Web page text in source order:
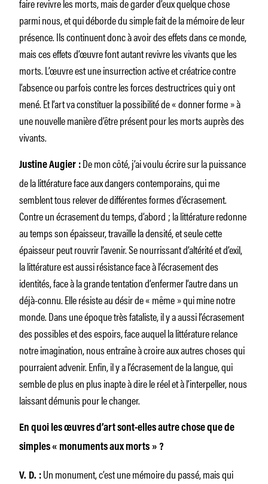
parmi nous, et qui déborde du simple fait de la mémoire de leur
présence. Ils continuent donc à avoir des effets dans ce monde,
mais ces effets d’œuvre font autant revivre les vivants que les
morts. L’œuvre est une insurrection active et créatrice contre
l’absence ou parfois contre les forces destructrices qui y ont
mené. Et l’art va constituer la possibilité de « donner forme » à
une nouvelle manière d’être présent pour les morts auprès des
vivants.
Justine Augier : De mon côté, j’ai voulu écrire sur la puissance
de la littérature face aux dangers contemporains, qui me
semblent tous relever de différentes formes d’écrasement.
Contre un écrasement du temps, d’abord ; la littérature redonne
au temps son épaisseur, travaille la densité, et seule cette
épaisseur peut rouvrir l’avenir. Se nourrissant d’altérité et d’exil,
la littérature est aussi résistance face à l’écrasement des
identités, face à la grande tentation d’enfermer l’autre dans un
déjà-connu. Elle résiste au désir de « même » qui mine notre
monde. Dans une époque très fataliste, il y a aussi l’écrasement
des possibles et des espoirs, face auquel la littérature relance
notre imagination, nous entraîne à croire aux autres choses qui
pourraient advenir. Enfin, il y a l’écrasement de la langue, qui
semble de plus en plus inapte à dire le réel et à l’interpeller, nous
laissant démunis pour le changer.
En quoi les œuvres d’art sont-elles autre chose que de
simples « monuments aux morts » ?
V. D. : Un monument, c’est une mémoire du passé, mais qui